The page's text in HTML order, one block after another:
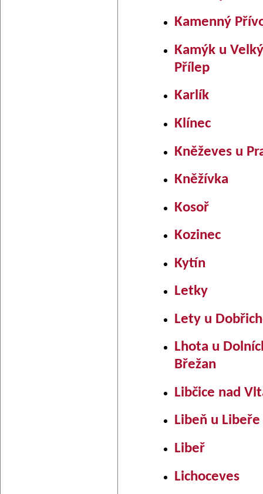
Kamenný
Kamýk u
Přílep
Karlík
Klínec
Kněževes u
Kněžívka
Kosoř
Kozinec
Kytín
Letky
Lety u
Lhota u
Břežan
Libčice nad
Libeň u Libeře
Libeř
Lichoceves